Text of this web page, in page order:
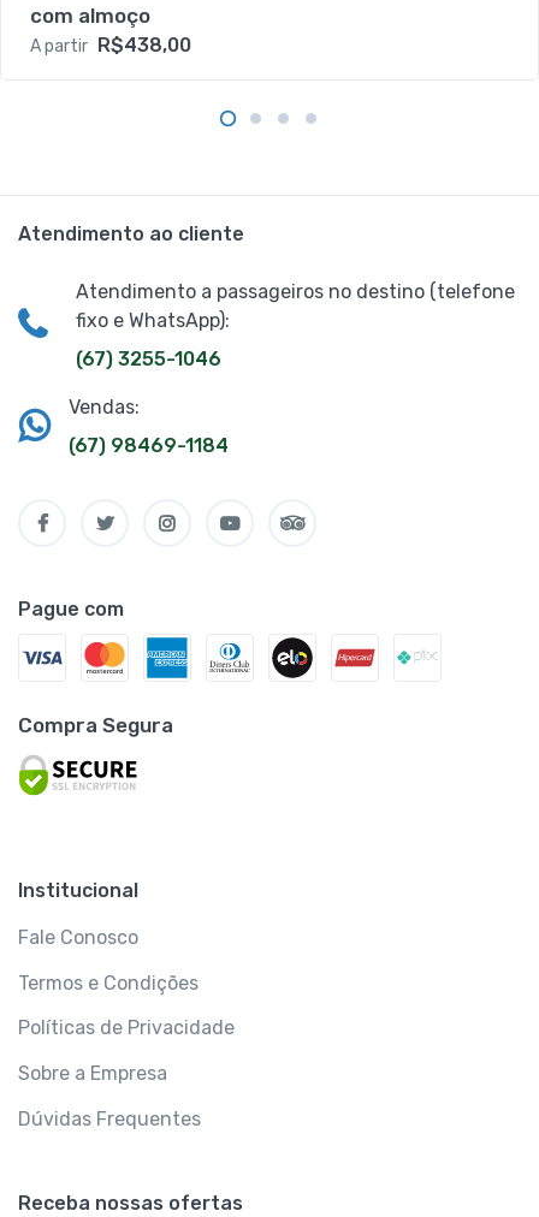
com almoço
A partir R$438,00
Atendimento ao cliente
Atendimento a passageiros no destino (telefone
fixo e WhatsApp):
(67) 3255-1046
Vendas:
(67) 98469-1184
Pague com
Compra Segura
Institucional
Fale Conosco
Termos e Condições
Políticas de Privacidade
Sobre a Empresa
Dúvidas Frequentes
Receba nossas ofertas